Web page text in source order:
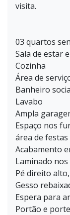
visita.
03 quartos
Sala de estar
Cozinha
Área de
Banheiro
Lavabo
Ampla
Espaço nos
área de festas
Acabamento
Laminado
Pé direito
Gesso
Espera para
Portão e